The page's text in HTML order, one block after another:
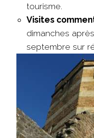
tourisme.
Visites
dimanches
septembre sur